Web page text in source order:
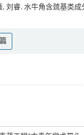
刘睿. 水牛角含巯基类成